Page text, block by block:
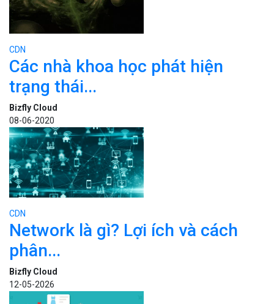
CDN
Các nhà khoa học phát hiện
trạng thái...
Bizfly Cloud
08-06-2020
CDN
Network là gì? Lợi ích và cách
phân...
Bizfly Cloud
12-05-2026